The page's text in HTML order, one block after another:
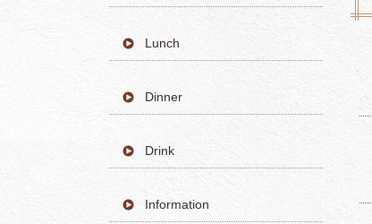
Lunch
Dinner
Drink
Information